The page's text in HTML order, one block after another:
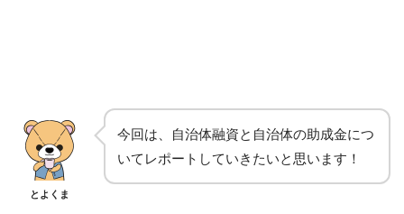
とよくま
今回は、自治体融資と自治体の助成金につ
いてレポートしていきたいと思います！